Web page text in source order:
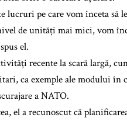
lucruri pe care vom înceta să
de unități mai mici, vom
el.
recente la scară largă,
ca exemple ale modului
a NATO.
el a recunoscut că